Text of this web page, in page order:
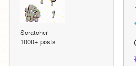
Scratcher
1000+ posts